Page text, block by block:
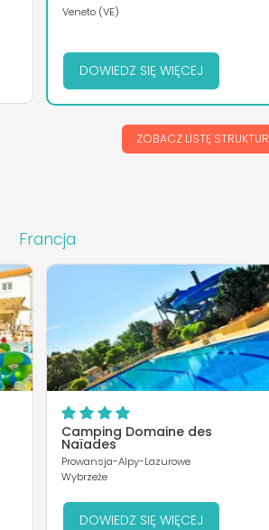
Veneto (VE)
DOWIEDZ SIĘ WIĘCEJ
ZOBACZ LISTĘ STRUKTUR
Francja
Camping Domaine des
Naïades
Prowansja-Alpy-Lazurowe
Wybrzeże
DOWIEDZ SIĘ WIĘCEJ